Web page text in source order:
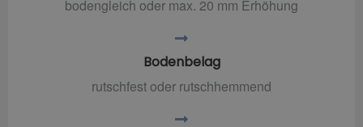
bodengleich oder max. 20 mm Erhöhung
Bodenbelag
rutschfest oder rutschhemmend